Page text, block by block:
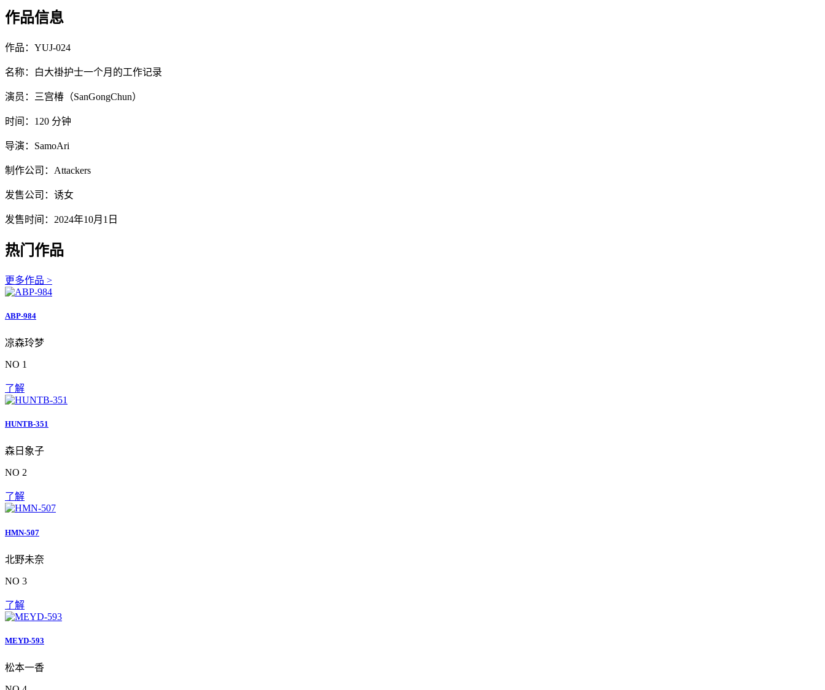
作品信息
作品：YUJ-024
名称：白大褂护士一个月的工作记录
演员：三宫椿（SanGongChun）
时间：120 分钟
导演：SamoAri
制作公司：Attackers
发售公司：诱女
发售时间：2024年10月1日
热门作品
更多作品 >
ABP-984
凉森玲梦
NO 1
了解
HUNTB-351
森日象子
NO 2
了解
HMN-507
北野未奈
NO 3
了解
MEYD-593
松本一香